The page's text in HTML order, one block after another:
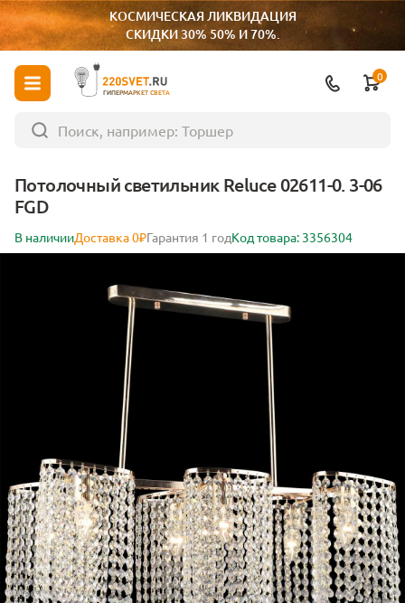
КОСМИЧЕСКАЯ ЛИКВИДАЦИЯ
СКИДКИ 30% 50% И 70%.
ГИПЕРМАРКЕТ СВЕТА
0
Потолочный светильник Reluce 02611-0. 3-06
FGD
В наличииДоставка 0₽Гарантия 1 годКод товара: 3356304